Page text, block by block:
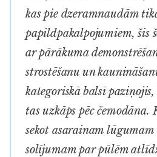
kas pie dzeramnaudām
papildpakalpojumiem, šis
ar pārākuma
strostēšanu un
kategoriskā balsī
tas uzkāps pēc
sekot asarainam
solījumam par pūlēm